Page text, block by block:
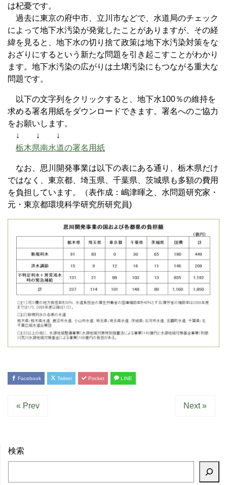
は杞憂です。
過去に東京の府中市、立川市などで、水道局のチェック
によって地下水汚染が発覚したことがありますが、その経
緯を見ると、地下水の切り捨て政策は地下水汚染対策をな
おざりにするという新たな問題を引き起こすことがわかり
ます。地下水汚染の広がりは土壌汚染にもつながる重大な
問題です。
以下の文字列をクリックすると、地下水100％の維持を
求める署名用紙をダウンロードできます。署名へのご協力
をお願いします。
↓ ↓ ↓
栃木県南水道の署名用紙
なお、思川開発事業は以下の表にある通り、栃木県だけ
ではなく、東京都、埼玉県、千葉県、茨城県も多額の費用
を負担しています。（表作成：嶋津暉之、水問題研究家・
元・東京都環境科学研究所研究員)
Facebook Twitter Pocket LINE
« Prev Next »
検索